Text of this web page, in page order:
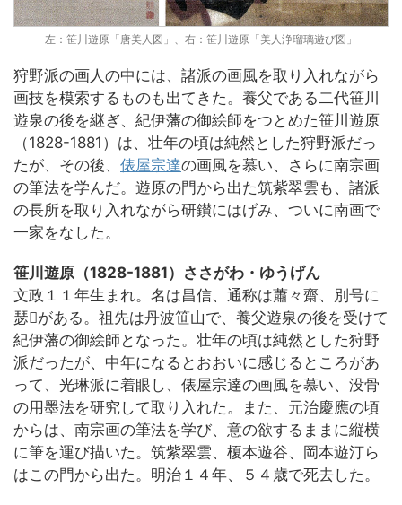
左：笹川遊原「唐美人図」、右：笹川遊原「美人浄瑠璃遊び図」
狩野派の画人の中には、諸派の画風を取り入れながら
画技を模索するものも出てきた。養父である二代笹川
遊泉の後を継ぎ、紀伊藩の御絵師をつとめた笹川遊原
（1828-1881）は、壮年の頃は純然とした狩野派だっ
たが、その後、 俵屋宗達の画風を慕い、さらに南宗画
の筆法を学んだ。遊原の門から出た筑紫翠雲も、諸派
の長所を取り入れながら研鑚にはげみ、ついに南画で
一家をなした。
笹川遊原（1828-1881）ささがわ・ゆうげん
文政１１年生まれ。名は昌信、通称は蕭々齋、別号に
瑟がある。祖先は丹波笹山で、養父遊泉の後を受けて
紀伊藩の御絵師となった。壮年の頃は純然とした狩野
派だったが、中年になるとおおいに感じるところがあ
って、光琳派に着眼し、俵屋宗達の画風を慕い、没骨
の用墨法を研究して取り入れた。また、元治慶應の頃
からは、南宗画の筆法を学び、意の欲するままに縦横
に筆を運び描いた。筑紫翠雲、榎本遊谷、岡本遊汀ら
はこの門から出た。明治１４年、５４歳で死去した。